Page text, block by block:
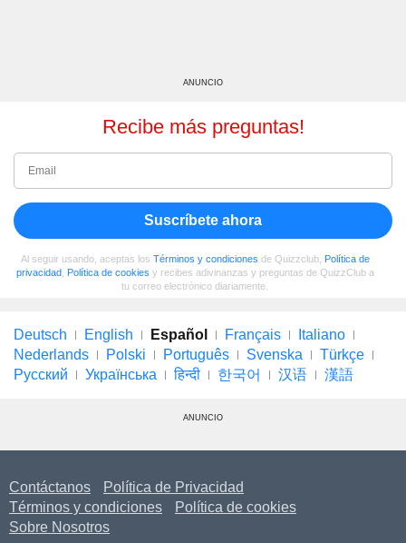
ANUNCIO
Recibe más preguntas!
Suscríbete ahora
Al seguir usando, aceptas los Términos y condiciones de Quizzclub, Política de
privacidad, Política de cookies y recibes adivinanzas y preguntas de QuizzClub a
tu correo electrónico diariamente.
Deutsch English Español Français
Italiano
Nederlands
Polski Português Svenska
Türkçe
Русский
Українська हिन्दी 한국어 汉语 漢語
ANUNCIO
Contáctanos
Política de Privacidad
Términos y condiciones
Política de cookies
Sobre Nosotros